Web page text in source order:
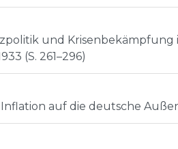
und Krisenbekämpfung
(S. 261–296)
auf die deutsche